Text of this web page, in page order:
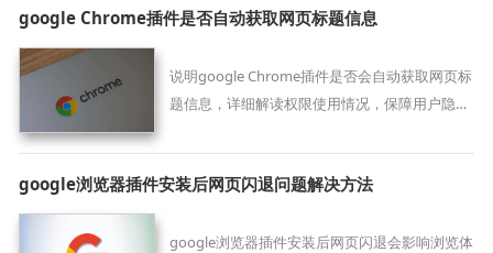
google Chrome插件是否自动获取网页标题信息
说明google Chrome插件是否会自动获取网页标
题信息，详细解读权限使用情况，保障用户隐私
google浏览器插件安装后网页闪退问题解决方法
google浏览器插件安装后网页闪退会影响浏览体